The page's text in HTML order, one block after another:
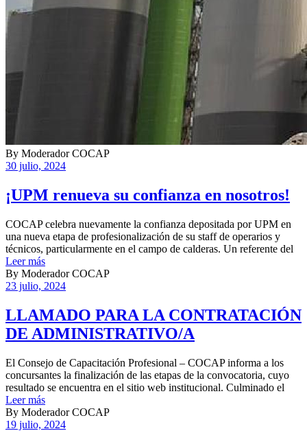
By Moderador COCAP
30 julio, 2024
¡UPM renueva su confianza en nosotros!
COCAP celebra nuevamente la confianza depositada por UPM en
una nueva etapa de profesionalización de su staff de operarios y
técnicos, particularmente en el campo de calderas. Un referente del
Leer más
By Moderador COCAP
23 julio, 2024
LLAMADO PARA LA CONTRATACIÓN
DE ADMINISTRATIVO/A
El Consejo de Capacitación Profesional – COCAP informa a los
concursantes la finalización de las etapas de la convocatoria, cuyo
resultado se encuentra en el sitio web institucional. Culminado el
Leer más
By Moderador COCAP
19 julio, 2024